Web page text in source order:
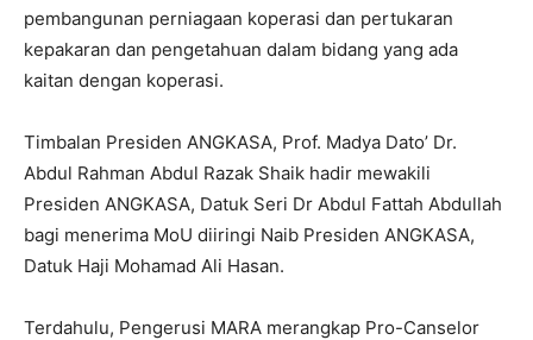
pembangunan perniagaan koperasi dan pertukaran
kepakaran dan pengetahuan dalam bidang yang ada
kaitan dengan koperasi.
Timbalan Presiden ANGKASA, Prof. Madya Dato’ Dr.
Abdul Rahman Abdul Razak Shaik hadir mewakili
Presiden ANGKASA, Datuk Seri Dr Abdul Fattah Abdullah
bagi menerima MoU diiringi Naib Presiden ANGKASA,
Datuk Haji Mohamad Ali Hasan.
Terdahulu, Pengerusi MARA merangkap Pro-Canselor